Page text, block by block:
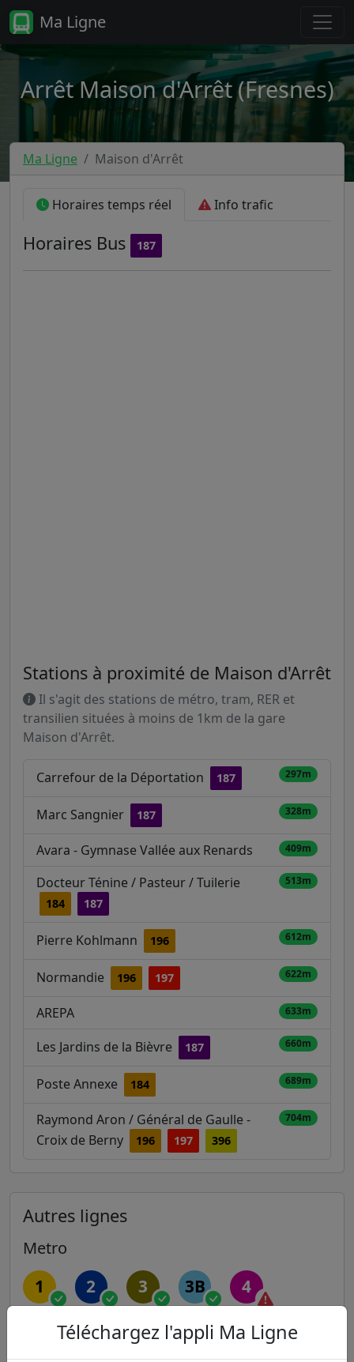
Ma Ligne
Arrêt Maison d'Arrêt (Fresnes)
Ma Ligne Maison d'Arrêt
Horaires temps réel Info trafic
Horaires Bus 187
Stations à proximité de Maison d'Arrêt
Il s'agit des stations de métro, tram, RER et
transilien situées à moins de 1km de la gare
Maison d'Arrêt.
Carrefour de la Déportation 187 297m
Marc Sangnier 187 328m
Avara - Gymnase Vallée aux Renards 409m
Docteur Ténine / Pasteur / Tuilerie
184 187
513m
Pierre Kohlmann 196 612m
Normandie 196 197 622m
AREPA 633m
Les Jardins de la Bièvre 187 660m
Poste Annexe 184 689m
Raymond Aron / Général de Gaulle -
Croix de Berny
196 197 396
704m
Autres lignes
Metro
1 2 3 3B 4
6 7 7B 8
Téléchargez l'appli Ma Ligne